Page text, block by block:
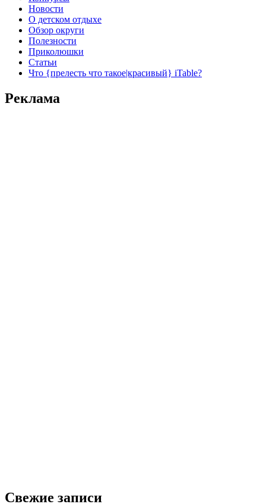
Новости
О детском отдыхе
Обзор округи
Полезности
Приколюшки
Статьи
Что {прелесть что такое|красивый} iTable?
Реклама
Свежие записи